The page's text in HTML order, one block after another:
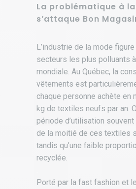
La problématique à
s’attaque Bon
L’industrie de la mode
secteurs les plus polluants à
mondiale. Au Québec, la
vêtements est
chaque personne achète en
kg de textiles neufs par an.
période d’utilisation
de la moitié de ces textiles
tandis qu’une faible
recyclée.
Porté par la fast fashion et